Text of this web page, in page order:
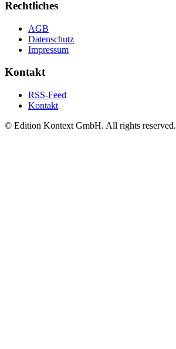
Rechtliches
AGB
Datenschutz
Impressum
Kontakt
RSS-Feed
Kontakt
© Edition Kontext GmbH. All rights reserved.